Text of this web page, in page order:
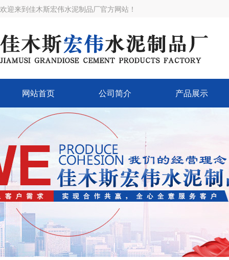
欢迎来到佳木斯宏伟水泥制品厂官方网站！
网站首页 公司简介 产品展示